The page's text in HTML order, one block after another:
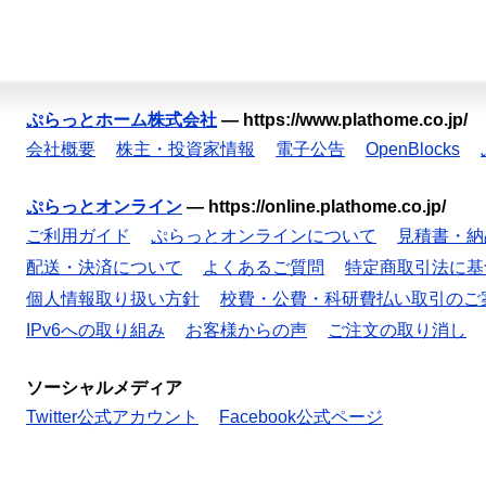
ぷらっとホーム株式会社 — https://www.plathome.co.jp/
会社概要
株主・投資家情報 電子公告 OpenBlocks
ぷらっとオンライン — https://online.plathome.co.jp/
ご利用ガイド
ぷらっとオンラインについて
見積書・
配送・決済について
よくあるご質問
特定商取引法に
個人情報取り扱い方針
校費・公費・科研費払い取引のご
IPv6への取り組み
お客様からの声 ご注文の取り消し
ソーシャルメディア
Twitter公式アカウント
Facebook公式ページ